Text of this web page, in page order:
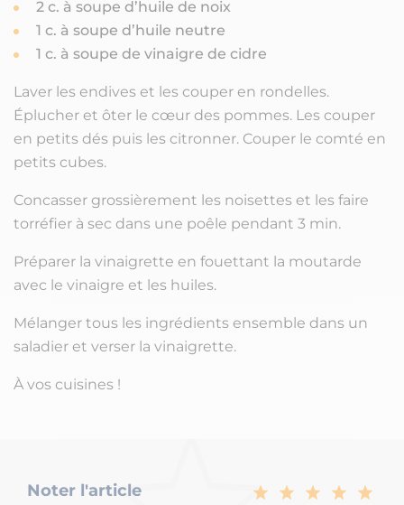
2 c. à soupe d’huile de noix
1 c. à soupe d’huile neutre
1 c. à soupe de vinaigre de cidre
Laver les endives et les couper en rondelles.
Éplucher et ôter le cœur des pommes. Les couper
en petits dés puis les citronner. Couper le comté en
petits cubes.
Concasser grossièrement les noisettes et les faire
torréfier à sec dans une poêle pendant 3 min.
Préparer la vinaigrette en fouettant la moutarde
avec le vinaigre et les huiles.
Mélanger tous les ingrédients ensemble dans un
saladier et verser la vinaigrette.
À vos cuisines !
Noter l'article